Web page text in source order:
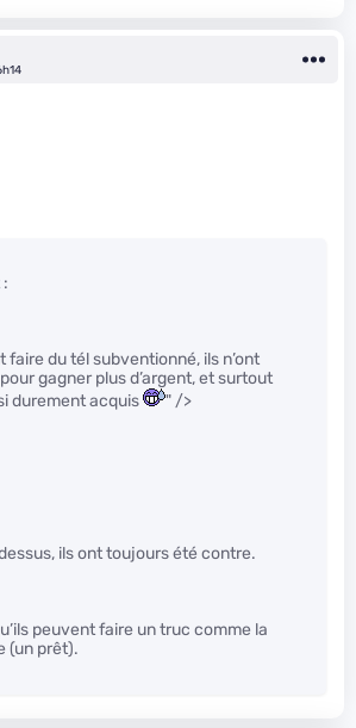
faire du tél subventionné, ils n’ont
gagner plus d’argent, et surtout
durement acquis
" />
ils ont toujours été contre.
peuvent faire un truc comme la
(un prêt).